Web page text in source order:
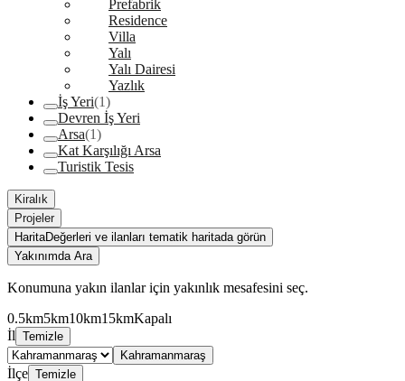
Prefabrik
Residence
Villa
Yalı
Yalı Dairesi
Yazlık
İş Yeri(1)
Devren İş Yeri
Arsa(1)
Kat Karşılığı Arsa
Turistik Tesis
Kiralık
Projeler
HaritaDeğerleri ve ilanları tematik haritada görün
Yakınımda Ara
Konumuna yakın ilanlar için yakınlık mesafesini seç.
0.5km5km10km15kmKapalı
İl Temizle
Kahramanmaraş
İlçe Temizle